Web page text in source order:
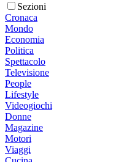
Sezioni
Cronaca
Mondo
Economia
Politica
Spettacolo
Televisione
People
Lifestyle
Videogiochi
Donne
Magazine
Motori
Viaggi